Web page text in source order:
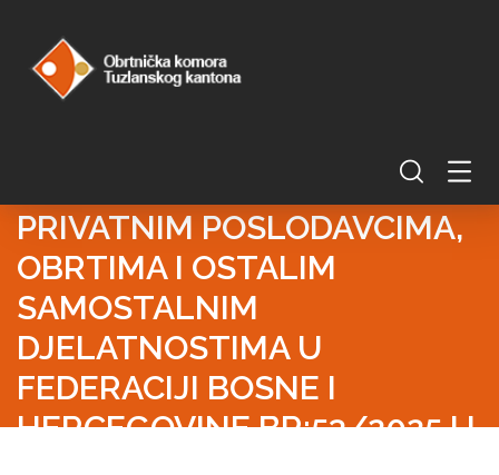
OBAVJEŠTENJE U VEZI
NEISPUNJENJA USLOVA PO
PRIVATNIM POSLODAVCIMA,
OBRTIMA I OSTALIM
SAMOSTALNIM
DJELATNOSTIMA U
FEDERACIJI BOSNE I
HERCEGOVINE BR:53/2025 U